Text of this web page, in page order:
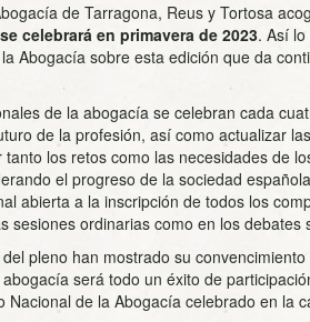
de Tarragona, Reus y Tortosa
celebrará en primavera de 2023. Así
Abogacía sobre esta edición que da
de la abogacía se celebran cada
de la profesión, así como actualizar
los retos como las necesidades de
el progreso de la sociedad
abierta a la inscripción de todos los
sesiones ordinarias como en los
pleno han mostrado su
será todo un éxito de
Nacional de la Abogacía celebrado en la